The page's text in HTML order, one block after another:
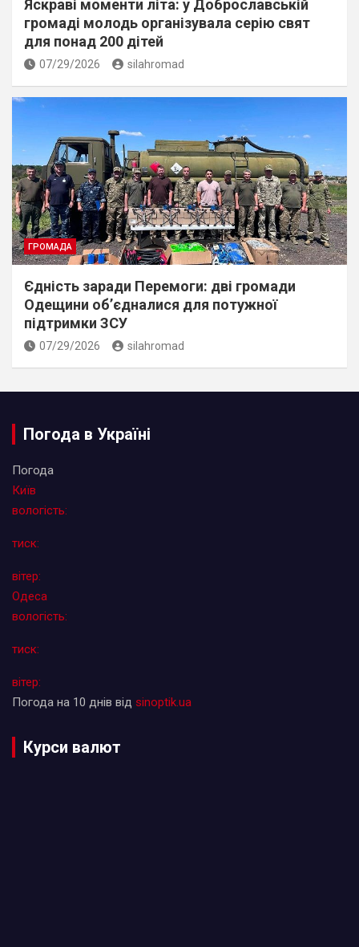
Яскраві моменти літа: у Доброславській
громаді молодь організувала серію свят
для понад 200 дітей
07/29/2026 silahromad
ГРОМАДА
Єдність заради Перемоги: дві громади
Одещини об’єдналися для потужної
підтримки ЗСУ
07/29/2026 silahromad
Погода в Україні
Погода
Київ
вологість:
тиск:
вітер:
Одеса
вологість:
тиск:
вітер:
Погода на 10 днів від sinoptik.ua
Курси валют